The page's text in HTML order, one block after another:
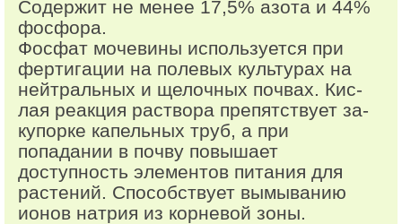
Содержит не менее 17,5% азота и 44%
фосфора.
Фосфат мочевины используется при
фертигации на полевых культурах на
нейтральных и щелочных почвах. Кис­
лая реакция раствора препятствует за­
купорке капельных труб, а при
попадании в почву повышает
доступность элементов питания для
растений. Способствует вымыванию
ионов натрия из корневой зоны.